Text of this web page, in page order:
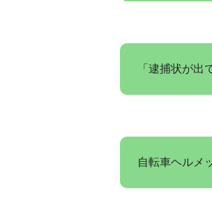
「逮捕状が
自転車ヘルメ